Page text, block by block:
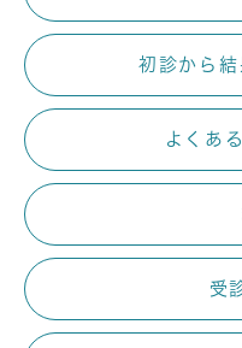
初診から
よくあ
受